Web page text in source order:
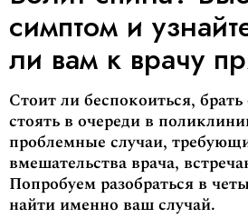
симптом и
ли вам к врачу
Стоит ли беспокоиться, брать
стоять в очереди в
проблемные случаи,
вмешательства врача,
Попробуем разобраться в
найти именно ваш случай.